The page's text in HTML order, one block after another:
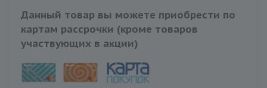
Данный товар вы можете приобрести по
картам рассрочки (кроме товаров
участвующих в акции)